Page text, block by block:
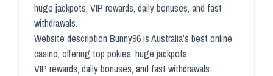
huge jackpots, VIP rewards, daily bonuses, and fast
withdrawals.
Website description Bunny96 is Australia’s best online
casino, offering top pokies, huge jackpots,
VIP rewards, daily bonuses, and fast withdrawals.